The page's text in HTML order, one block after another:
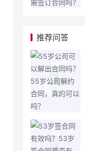
推荐问答